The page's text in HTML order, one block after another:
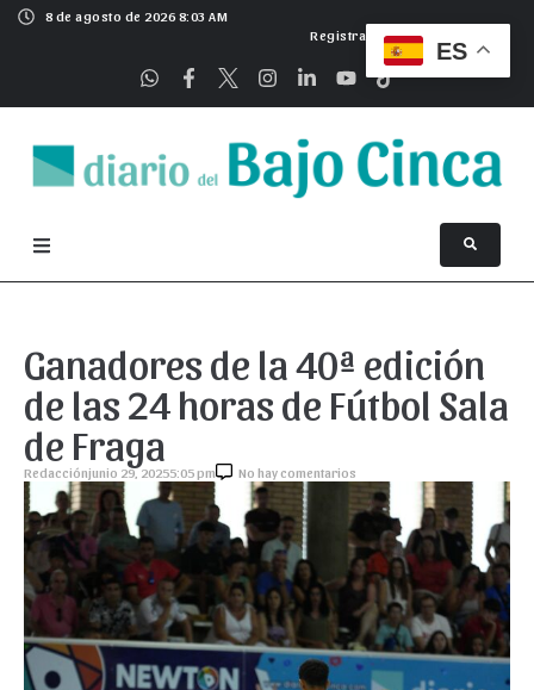
8 de agosto de 2026 8:03 AM
Registrarse
Ganadores de la 40ª edición
de las 24 horas de Fútbol Sala
de Fraga
Redacciónjunio 29, 20255:05 pm No hay comentarios
ES